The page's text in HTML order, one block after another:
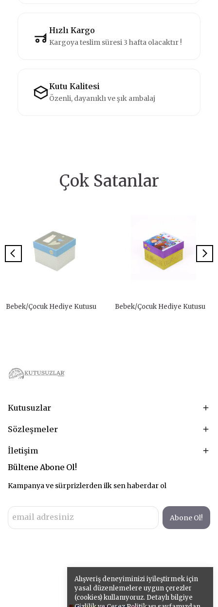
Alışveriş deneyiminizi iyileştirmek için
yasal düzenlemelere uygun çerezler
(cookies) kullanıyoruz. Detaylı bilgiye
Hızlı Kargo
Kargoya teslim süresi 3 hafta olacaktır !
Kutu Kalitesi
Özenli, dayanıklı ve şık ambalaj
Çok Satanlar
Bebek/Çocuk Hediye Kutusu Bebek/Çocuk Hediye Kutusu
Kutusuzlar
Sözleşmeler
İletişim
Bültene Abone Ol!
Kampanya ve sürprizlerden ilk sen haberdar ol
Abone Ol!